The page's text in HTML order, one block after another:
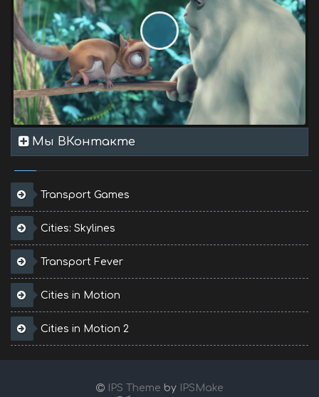
Мы ВКонтакте
Transport Games
Cities: Skylines
Transport Fever
Cities in Motion
Cities in Motion 2
IPS Theme by
IPSMake